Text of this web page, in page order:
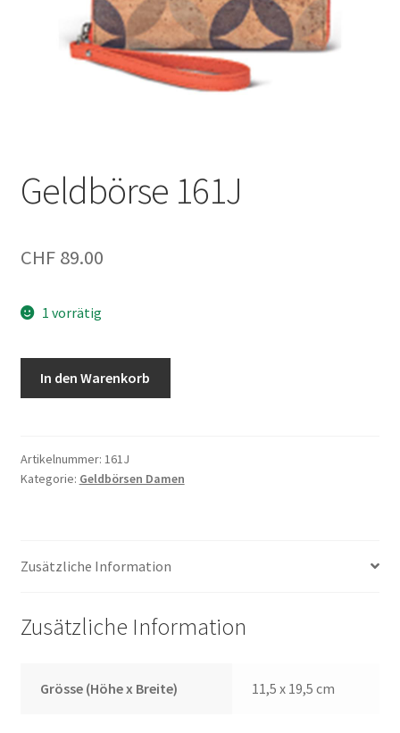
Geldbörse 161J
CHF89.00
1 vorrätig
In den Warenkorb
Artikelnummer: 161J
Kategorie: Geldbörsen Damen
Zusätzliche Information
Zusätzliche Information
Grösse (Höhe x Breite) 11,5 x 19,5 cm